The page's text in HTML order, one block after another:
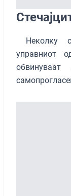
Неколку
управниот